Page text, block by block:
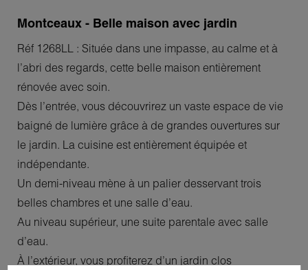
Montceaux - Belle maison avec jardin
Réf 1268LL : Située dans une impasse, au calme et à
l’abri des regards, cette belle maison entièrement
rénovée avec soin.
Dès l’entrée, vous découvrirez un vaste espace de vie
baigné de lumière grâce à de grandes ouvertures sur
le jardin. La cuisine est entièrement équipée et
indépendante.
Un demi-niveau mène à un palier desservant trois
belles chambres et une salle d’eau.
Au niveau supérieur, une suite parentale avec salle
d’eau.
À l’extérieur, vous profiterez d’un jardin clos